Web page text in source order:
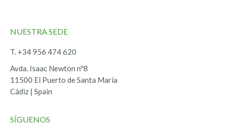
NUESTRA SEDE
T. +34 956 474 620
Avda. Isaac Newton nº8
11500 El Puerto de Santa María
Cádiz | Spain
SÍGUENOS